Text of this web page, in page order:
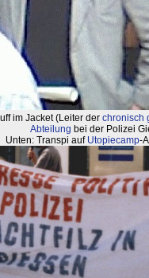
im Jacket (Leiter derchronisch
Abteilung bei der Polizei
Unten: Transpi auf Utopiecamp-